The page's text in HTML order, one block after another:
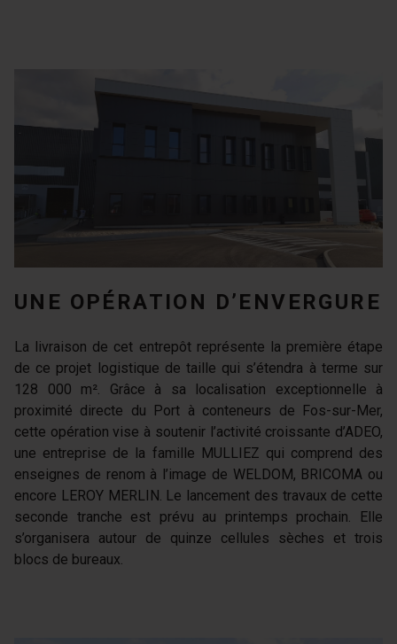
UNE OPÉRATION D’ENVERGURE
La livraison de cet entrepôt représente la première étape
de ce projet logistique de taille qui s’étendra à terme sur
128 000 m². Grâce à sa localisation exceptionnelle à
proximité directe du Port à conteneurs de Fos-sur-Mer,
cette opération vise à soutenir l’activité croissante d’ADEO,
une entreprise de la famille MULLIEZ qui comprend des
enseignes de renom à l’image de WELDOM, BRICOMA ou
encore LEROY MERLIN. Le lancement des travaux de cette
seconde tranche est prévu au printemps prochain. Elle
s’organisera autour de quinze cellules sèches et trois
blocs de bureaux.